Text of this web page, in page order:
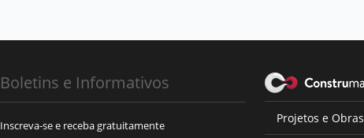
Boletins e Informativos
Inscreva-se e receba gratuitamente
Projetos e Obras